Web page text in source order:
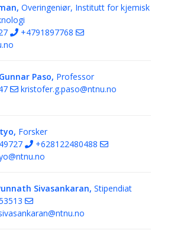
Overingeniør, Institutt for kjemisk
+4791897768
Paso, Professor
kristofer.g.paso@ntnu.no
Forsker
+628122480488
Sivasankaran, Stipendiat